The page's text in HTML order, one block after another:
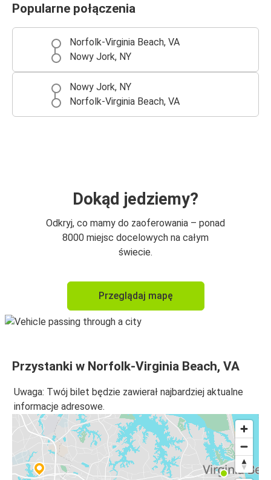
Popularne połączenia
Norfolk-Virginia Beach, VA
Nowy Jork, NY
Nowy Jork, NY
Norfolk-Virginia Beach, VA
Dokąd jedziemy?
Odkryj, co mamy do zaoferowania – ponad
8000 miejsc docelowych na całym
świecie.
Przeglądaj mapę
Przystanki w Norfolk-Virginia Beach, VA
Uwaga: Twój bilet będzie zawierał najbardziej aktualne
informacje adresowe.